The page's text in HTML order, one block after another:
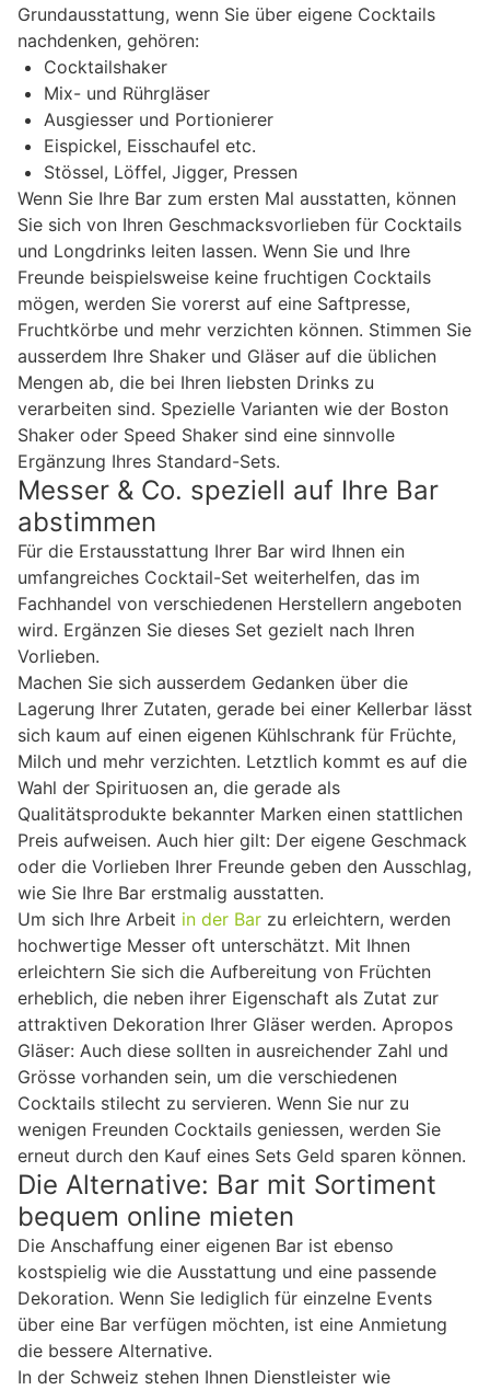
Grundausstattung, wenn Sie über eigene Cocktails
nachdenken, gehören:
Cocktailshaker
Mix- und Rührgläser
Ausgiesser und Portionierer
Eispickel, Eisschaufel etc.
Stössel, Löffel, Jigger, Pressen
Wenn Sie Ihre Bar zum ersten Mal ausstatten, können
Sie sich von Ihren Geschmacksvorlieben für Cocktails
und Longdrinks leiten lassen. Wenn Sie und Ihre
Freunde beispielsweise keine fruchtigen Cocktails
mögen, werden Sie vorerst auf eine Saftpresse,
Fruchtkörbe und mehr verzichten können. Stimmen Sie
ausserdem Ihre Shaker und Gläser auf die üblichen
Mengen ab, die bei Ihren liebsten Drinks zu
verarbeiten sind. Spezielle Varianten wie der Boston
Shaker oder Speed Shaker sind eine sinnvolle
Ergänzung Ihres Standard-Sets.
Messer & Co. speziell auf Ihre Bar
abstimmen
Für die Erstausstattung Ihrer Bar wird Ihnen ein
umfangreiches Cocktail-Set weiterhelfen, das im
Fachhandel von verschiedenen Herstellern angeboten
wird. Ergänzen Sie dieses Set gezielt nach Ihren
Vorlieben.
Machen Sie sich ausserdem Gedanken über die
Lagerung Ihrer Zutaten, gerade bei einer Kellerbar lässt
sich kaum auf einen eigenen Kühlschrank für Früchte,
Milch und mehr verzichten. Letztlich kommt es auf die
Wahl der Spirituosen an, die gerade als
Qualitätsprodukte bekannter Marken einen stattlichen
Preis aufweisen. Auch hier gilt: Der eigene Geschmack
oder die Vorlieben Ihrer Freunde geben den Ausschlag,
wie Sie Ihre Bar erstmalig ausstatten.
Um sich Ihre Arbeit in der Bar zu erleichtern, werden
hochwertige Messer oft unterschätzt. Mit Ihnen
erleichtern Sie sich die Aufbereitung von Früchten
erheblich, die neben ihrer Eigenschaft als Zutat zur
attraktiven Dekoration Ihrer Gläser werden. Apropos
Gläser: Auch diese sollten in ausreichender Zahl und
Grösse vorhanden sein, um die verschiedenen
Cocktails stilecht zu servieren. Wenn Sie nur zu
wenigen Freunden Cocktails geniessen, werden Sie
erneut durch den Kauf eines Sets Geld sparen können.
Die Alternative: Bar mit Sortiment
bequem online mieten
Die Anschaffung einer eigenen Bar ist ebenso
kostspielig wie die Ausstattung und eine passende
Dekoration. Wenn Sie lediglich für einzelne Events
über eine Bar verfügen möchten, ist eine Anmietung
die bessere Alternative.
In der Schweiz stehen Ihnen Dienstleister wie